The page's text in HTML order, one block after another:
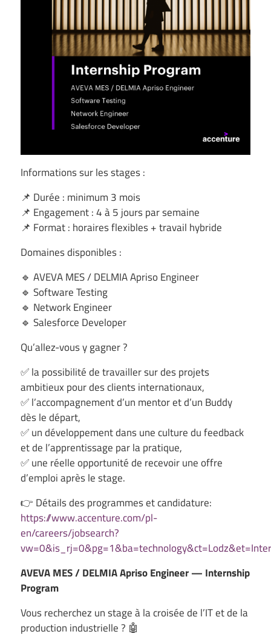
Informations sur les stages :
📌 Durée : minimum 3 mois
📌 Engagement : 4 à 5 jours par semaine
📌 Format : horaires flexibles + travail hybride
Domaines disponibles :
🔹 AVEVA MES / DELMIA Apriso Engineer
🔹 Software Testing
🔹 Network Engineer
🔹 Salesforce Developer
Qu’allez-vous y gagner ?
✅ la possibilité de travailler sur des projets
ambitieux pour des clients internationaux,
✅ l’accompagnement d’un mentor et d’un Buddy
dès le départ,
✅ un développement dans une culture du feedback
et de l’apprentissage par la pratique,
✅ une réelle opportunité de recevoir une offre
d’emploi après le stage.
👉 Détails des programmes et candidature:
https://www.accenture.com/pl-
en/careers/jobsearch?
AVEVA MES / DELMIA Apriso Engineer — Internship
Program
Vous recherchez un stage à la croisée de l’IT et de la
production industrielle ? 🤖